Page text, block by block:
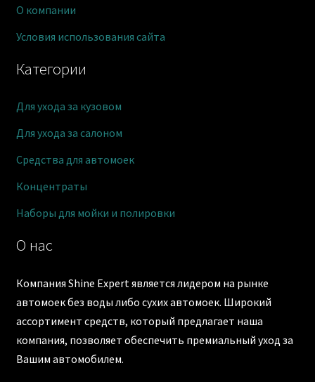
О нас
Компания Shine Expert является лидером на рынке
автомоек без воды либо сухих автомоек. Широкий
ассортимент средств, который предлагает наша
компания, позволяет обеспечить премиальный уход за
Вашим автомобилем.
Категории
Для ухода за кузовом
Для ухода за салоном
Средства для автомоек
Концентраты
Наборы для мойки и полировки
О компании
Условия использования сайта